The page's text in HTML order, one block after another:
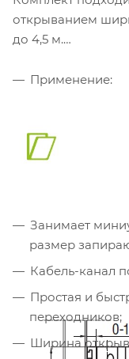
открыванием
до 4,5 м.
Применение:
Занимает
размер
Кабель-канал
Простая и
переходников;
Ширина